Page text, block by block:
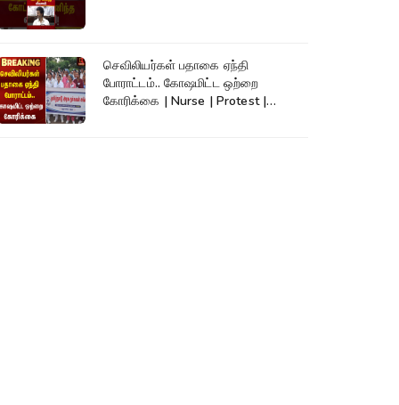
செவிலியர்கள் பதாகை ஏந்தி
போராட்டம்.. கோஷமிட்ட ஒற்றை
கோரிக்கை | Nurse | Protest |